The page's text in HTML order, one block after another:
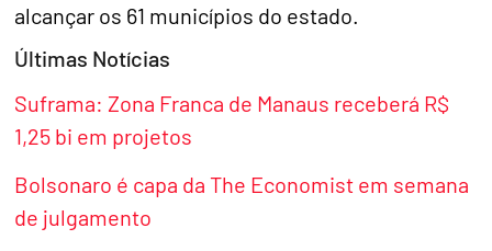
alcançar os 61 municípios do estado.
Últimas Notícias
Suframa: Zona Franca de Manaus receberá R$
1,25 bi em projetos
Bolsonaro é capa da The Economist em semana
de julgamento